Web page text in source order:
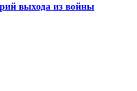
выхода из войны